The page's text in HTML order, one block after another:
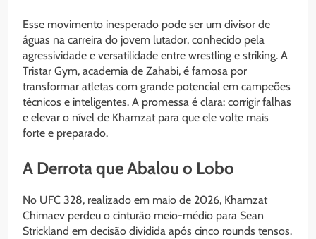
Esse movimento inesperado pode ser um divisor de
águas na carreira do jovem lutador, conhecido pela
agressividade e versatilidade entre wrestling e striking. A
Tristar Gym, academia de Zahabi, é famosa por
transformar atletas com grande potencial em campeões
técnicos e inteligentes. A promessa é clara: corrigir falhas
e elevar o nível de Khamzat para que ele volte mais
forte e preparado.
A Derrota que Abalou o Lobo
No UFC 328, realizado em maio de 2026, Khamzat
Chimaev perdeu o cinturão meio-médio para Sean
Strickland em decisão dividida após cinco rounds tensos.